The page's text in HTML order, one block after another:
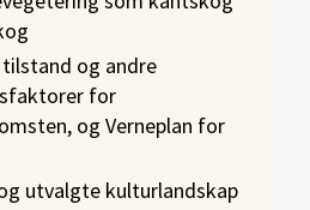
og andre
for
og Verneplan for
utvalgte kulturlandskap